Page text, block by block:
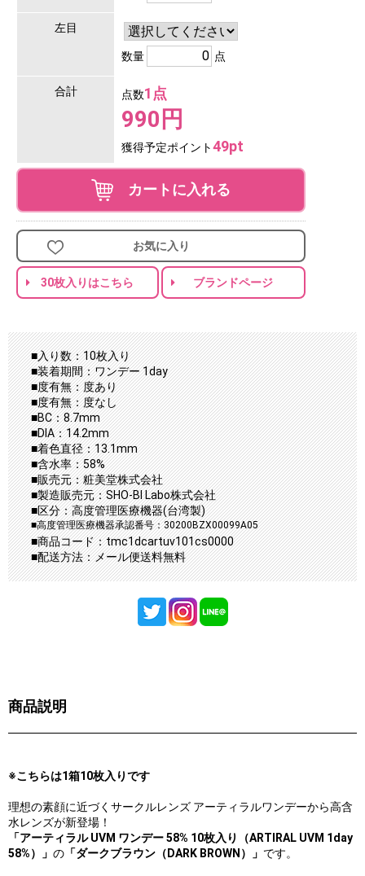
左目
数量 点
合計 点数1点
990円
獲得予定ポイント49pt
カートに入れる
お気に入り
30枚入りはこちら ブランドページ
■入り数：10枚入り
■装着期間：ワンデー 1day
■度有無：度あり
■度有無：度なし
■BC：8.7mm
■DIA：14.2mm
■着色直径：13.1mm
■含水率：58%
■販売元：粧美堂株式会社
■製造販売元：SHO-BI Labo株式会社
■区分：高度管理医療機器(台湾製)
■高度管理医療機器承認番号：30200BZX00099A05
■商品コード：tmc1dcartuv101cs0000
■配送方法：メール便送料無料
商品説明
※こちらは1箱10枚入りです
理想の素顔に近づくサークルレンズ アーティラルワンデーから高含
水レンズが新登場！
「アーティラル UVM ワンデー 58% 10枚入り（ARTIRAL UVM 1day
58%）」 の 「ダークブラウン（DARK BROWN）」 です。